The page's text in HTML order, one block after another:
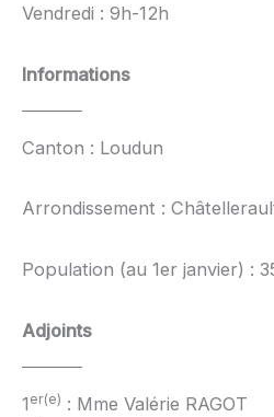
Vendredi : 9h-12h
Informations
Canton : Loudun
Arrondissement :
Population (au 1er janvier) :
Adjoints
1 er(e) : Mme Valérie RAGOT